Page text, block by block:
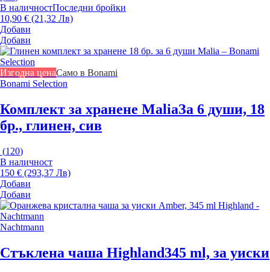
В наличностПоследни бройки
10,90 € (21,32 Лв)
Добави
Добави
Изгодна ценаСамо в Bonami
Bonami Selection
Комплект за хранене MaliaЗа 6 души, 18
бр., глинен, сив
(120)
В наличност
150 € (293,37 Лв)
Добави
Добави
Nachtmann
Стъклена чаша Highland345 ml, за уиски